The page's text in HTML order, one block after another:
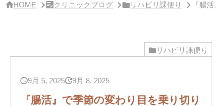
HOME クリニックブログ リハビリ課便り 『腸活
リハビリ課便り
9月 5, 2025 9月 8, 2025
『腸活』で季節の変わり目を乗り切り